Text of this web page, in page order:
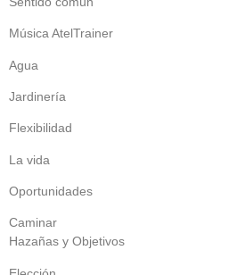
Música AtelTrainer
Agua
Jardinería
Flexibilidad
La vida
Oportunidades
Caminar
Hazañas y Objetivos